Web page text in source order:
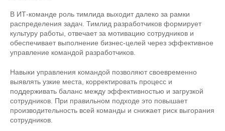
В ИТ-команде роль тимлида выходит далеко за рамки
распределения задач. Тимлид разработчиков формирует
культуру работы, отвечает за мотивацию сотрудников и
обеспечивает выполнение бизнес-целей через эффективное
управление командой разработчиков.
Навыки управления командой позволяют своевременно
выявлять узкие места, корректировать процесс и
поддерживать баланс между эффективностью и загрузкой
сотрудников. При правильном подходе это повышает
производительность всей команды и снижает риск выгорания
сотрудников.